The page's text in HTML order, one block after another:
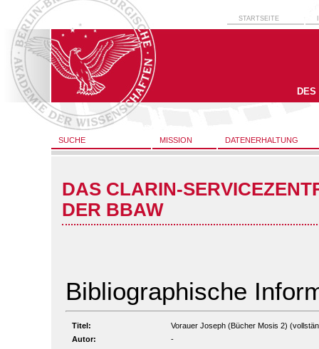
STARTSEITE
SUCHE MISSION DATENERHALTUNG
DAS CLARIN-
DER BBAW
Bibliographische
Titel:
Vorauer Joseph (Bücher Mosis 2)
Autor:
-